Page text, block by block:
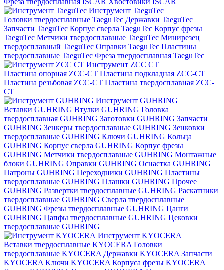
Фреза твердосплавная ISCAR Хвостовики ISCAR
Инструмент TaeguTec
Головки твердосплавные TaeguTec Державки TaeguTec
Запчасти TaeguTec Корпус сверла TaeguTec Корпус фрезы
TaeguTec Метчики твердосплавные TaeguTec Минирезец
твердосплавный TaeguTec Оправки TaeguTec Пластины
твердосплавные TaeguTec Фреза твердосплавная TaeguTec
Инструмент ZCС CT
Пластина опорная ZCC-CT Пластина подкладная ZCC-CT
Пластина резьбовая ZCC-CT Пластина твердосплавная ZCC-
CT
Инструмент GUHRING
Вставки GUHRING Втулки GUHRING Головка
твердосплавная GUHRING Заготовки GUHRING Запчасти
GUHRING Зенкеры твердосплавные GUHRING Зенковки
твердосплавные GUHRING Ключи GUHRING Кольца
GUHRING Корпус сверла GUHRING Корпус фрезы
GUHRING Метчики твердосплавные GUHRING Монтажные
блоки GUHRING Оправки GUHRING Оснастка GUHRING
Патроны GUHRING Переходники GUHRING Пластины
твердосплавные GUHRING Плашки GUHRING Прочее
GUHRING Развертки твердосплавные GUHRING Раскатники
твердосплавные GUHRING Сверла твердосплавные
GUHRING Фрезы твердосплавные GUHRING Цанги
GUHRING Цапфы твердосплавные GUHRING Цековки
твердосплавные GUHRING
Инструмент KYOCERA
Вставки твердосплавные KYOCERA Головки
твердосплавные KYOCERA Державки KYOCERA Запчасти
KYOCERA Ключи KYOCERA Корпуса фрезы KYOCERA